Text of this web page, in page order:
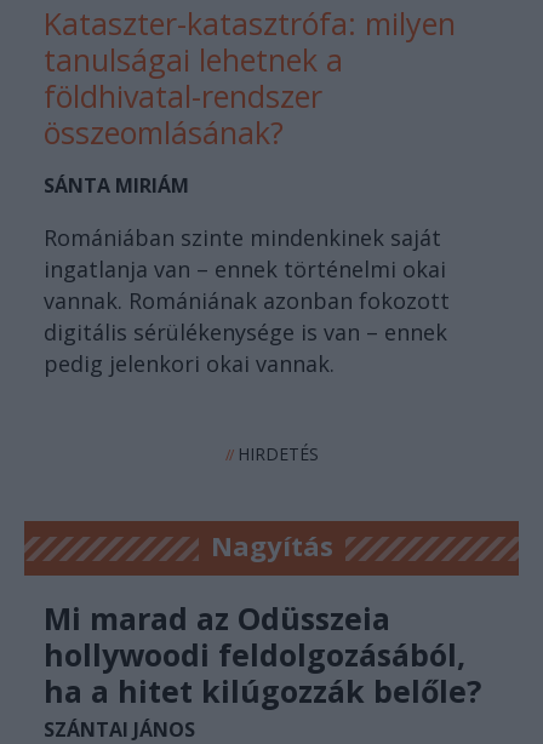
Kataszter-katasztrófa: milyen
tanulságai lehetnek a
földhivatal-rendszer
összeomlásának?
SÁNTA MIRIÁM
Romániában szinte mindenkinek saját
ingatlanja van – ennek történelmi okai
vannak. Romániának azonban fokozott
digitális sérülékenysége is van – ennek
pedig jelenkori okai vannak.
//HIRDETÉS
Nagyítás
Mi marad az Odüsszeia
hollywoodi feldolgozásából,
ha a hitet kilúgozzák belőle?
SZÁNTAI JÁNOS